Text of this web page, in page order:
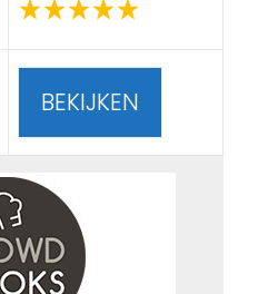
BEKIJKEN